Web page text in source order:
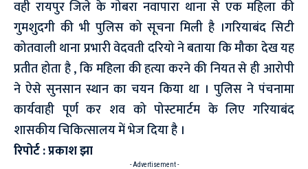
वही रायपुर जिले के गोबरा नवापारा थाना से एक महिला की
गुमशुदगी की भी पुलिस को सूचना मिली है ।गरियाबंद सिटी
कोतवाली थाना प्रभारी वेदवती दरियो ने बताया कि मौका देख यह
प्रतीत होता है , कि महिला की हत्या करने की नियत से ही आरोपी
ने ऐसे सुनसान स्थान का चयन किया था । पुलिस ने पंचनामा
कार्यवाही पूर्ण कर शव को पोस्टमार्टम के लिए गरियाबंद
शासकीय चिकित्सालय में भेज दिया है ।
रिपोर्ट : प्रकाश झा
- Advertisement -